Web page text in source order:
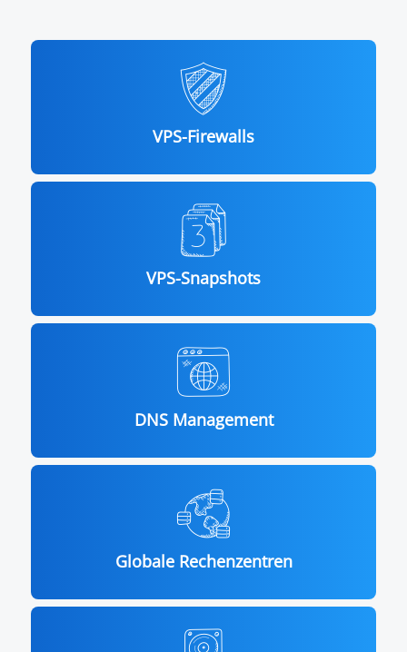
VPS-Firewalls
VPS-Snapshots
DNS Management
Globale Rechenzentren